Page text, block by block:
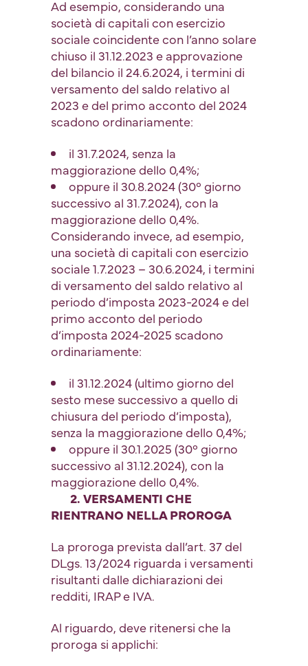
Ad esempio, considerando una
società di capitali con esercizio
sociale coincidente con l’anno solare
chiuso il 31.12.2023 e approvazione
del bilancio il 24.6.2024, i termini di
versamento del saldo relativo al
2023 e del primo acconto del 2024
scadono ordinariamente:
il 31.7.2024, senza la
maggiorazione dello 0,4%;
oppure il 30.8.2024 (30° giorno
successivo al 31.7.2024), con la
maggiorazione dello 0,4%.
Considerando invece, ad esempio,
una società di capitali con esercizio
sociale 1.7.2023 – 30.6.2024, i termini
di versamento del saldo relativo al
periodo d’imposta 2023-2024 e del
primo acconto del periodo
d’imposta 2024-2025 scadono
ordinariamente:
il 31.12.2024 (ultimo giorno del
sesto mese successivo a quello di
chiusura del periodo d’imposta),
senza la maggiorazione dello 0,4%;
oppure il 30.1.2025 (30° giorno
successivo al 31.12.2024), con la
maggiorazione dello 0,4%.
2. VERSAMENTI CHE
RIENTRANO NELLA PROROGA
La proroga prevista dall’art. 37 del
DLgs. 13/2024 riguarda i versamenti
risultanti dalle dichiarazioni dei
redditi, IRAP e IVA.
Al riguardo, deve ritenersi che la
proroga si applichi: